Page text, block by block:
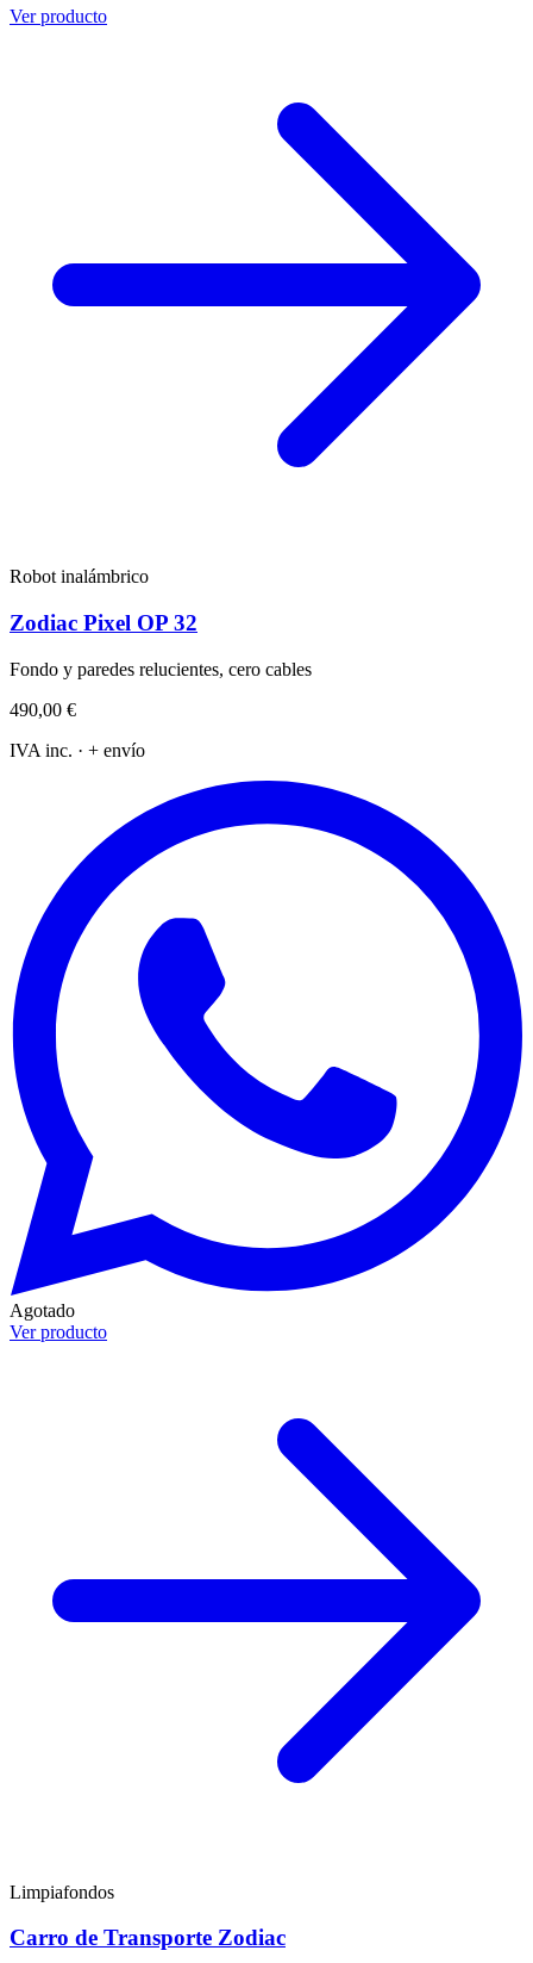
Ver producto
Robot inalámbrico
Zodiac Pixel OP 32
Fondo y paredes relucientes, cero cables
490,00 €
IVA inc. · + envío
Agotado
Ver producto
Limpiafondos
Carro de Transporte Zodiac